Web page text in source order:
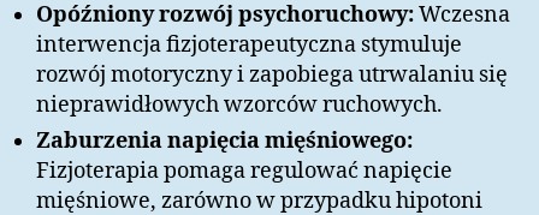
Opóźniony rozwój psychoruchowy:Wczesna
interwencja fizjoterapeutyczna stymuluje
rozwój motoryczny i zapobiega utrwalaniu się
nieprawidłowych wzorców ruchowych.
Zaburzenia napięcia mięśniowego:
Fizjoterapia pomaga regulować napięcie
mięśniowe, zarówno w przypadku hipotoni